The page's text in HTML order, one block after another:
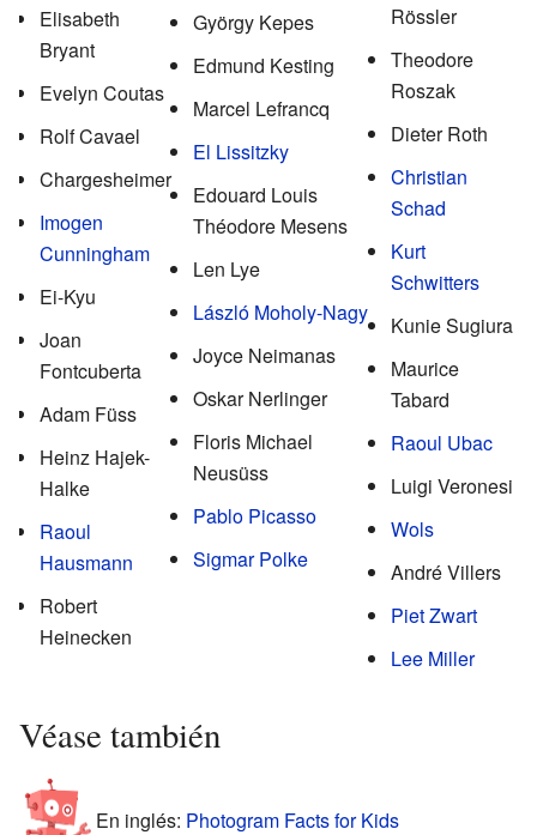
Elisabeth
Bryant
Evelyn Coutas
Rolf Cavael
Chargesheimer
Imogen
Cunningham
Ei-Kyu
Joan
Fontcuberta
Adam Füss
Heinz Hajek-
Halke
Raoul
Hausmann
Robert
Heinecken
György Kepes
Edmund Kesting
Marcel Lefrancq
El Lissitzky
Edouard Louis
Théodore Mesens
Len Lye
László Moholy-Nagy
Joyce Neimanas
Oskar Nerlinger
Floris Michael
Neusüss
Pablo Picasso
Sigmar Polke
Rössler
Theodore
Roszak
Dieter Roth
Christian
Schad
Kurt
Schwitters
Kunie Sugiura
Maurice
Tabard
Raoul Ubac
Luigi Veronesi
Wols
André Villers
Piet Zwart
Lee Miller
Véase también
En inglés: Photogram Facts for Kids